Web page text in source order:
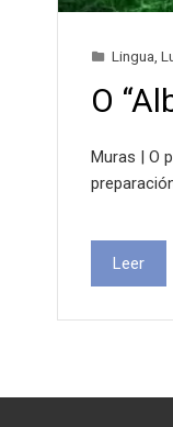
Lingua
O
Muras | O
Leer